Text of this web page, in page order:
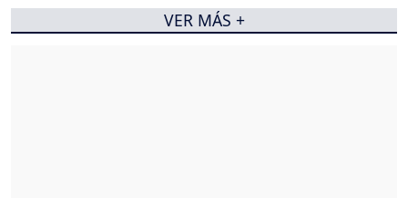
VER MÁS +